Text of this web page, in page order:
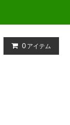
0 アイテム